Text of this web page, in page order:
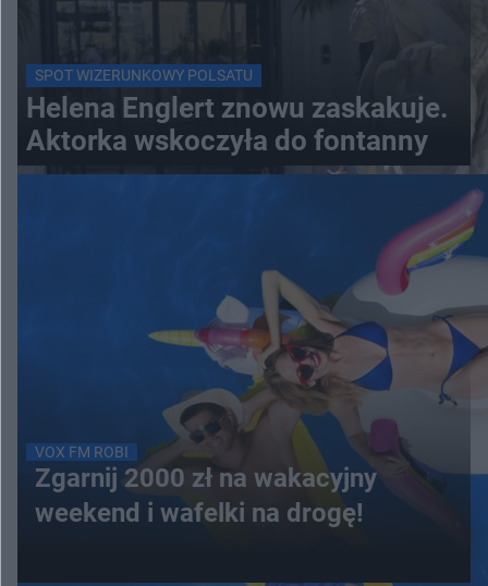
SPOT WIZERUNKOWY POLSATU
Helena Englert znowu zaskakuje.
Aktorka wskoczyła do fontanny
VOX FM ROBI
Zgarnij 2000 zł na wakacyjny
weekend i wafelki na drogę!